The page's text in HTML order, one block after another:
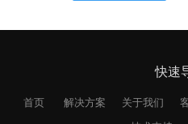
快速
首页 解决方案 关于我们